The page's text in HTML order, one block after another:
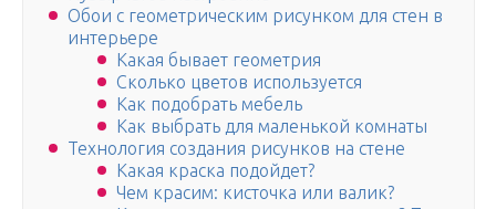
Обои с геометрическим рисунком для стен в
интерьере
Какая бывает геометрия
Сколько цветов используется
Как подобрать мебель
Как выбрать для маленькой комнаты
Технология создания рисунков на стене
Какая краска подойдет?
Чем красим: кисточка или валик?